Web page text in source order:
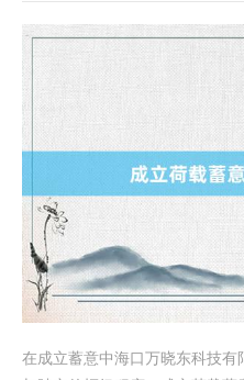
在成立蓄意中海口万晓东科技